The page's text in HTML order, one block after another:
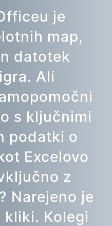
je
map,
datotek
Ali
s ključnimi
podatki o
Excelovo
z
Narejeno je
kliki. Kolegi